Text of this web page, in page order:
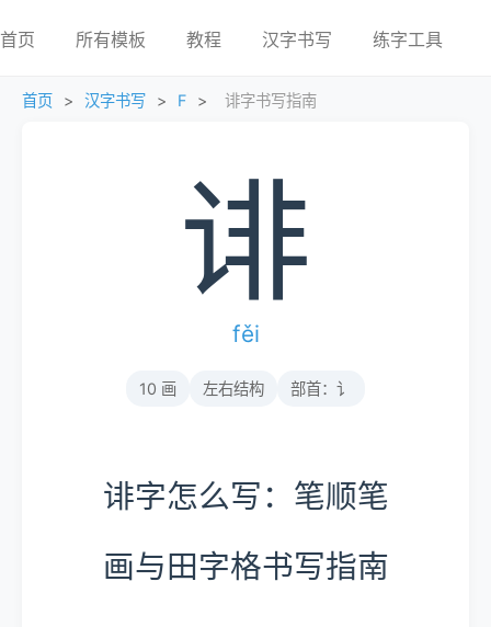
首页 所有模板 教程 汉字书写 练字工具
首页 > 汉字书写 > F > 诽字书写指南
诽
fěi
10 画 左右结构 部首：讠
诽字怎么写：笔顺笔
画与田字格书写指南